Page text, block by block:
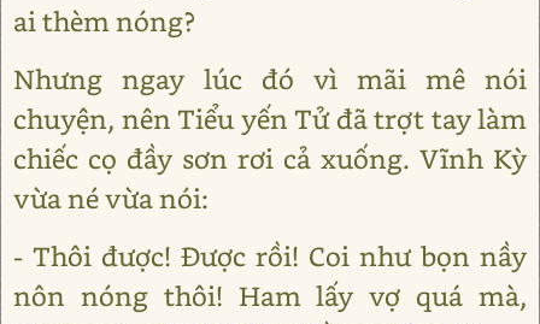
ai thèm nóng?
Nhưng ngay lúc đó vì mãi mê nói
chuyện, nên Tiểu yến Tử đã trợt tay làm
chiếc cọ đầy sơn rơi cả xuống. Vĩnh Kỳ
vừa né vừa nói:
- Thôi được! Ðược rồi! Coi như bọn nầy
nôn nóng thôi! Ham lấy vợ quá mà,